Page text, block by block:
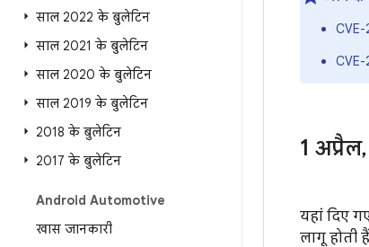
साल 2022 के बुलेटिन
साल 2021 के बुलेटिन
साल 2020 के बुलेटिन
साल 2019 के बुलेटिन
2018 के बुलेटिन
2017 के बुलेटिन
Android Automotive
खास जानकारी
1 अप्रैल,
यहां दिए
लागू होती